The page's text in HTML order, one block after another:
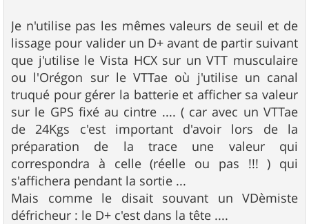
Je n'utilise pas les mêmes valeurs de seuil et de
lissage pour valider un D+ avant de partir suivant
que j'utilise le Vista HCX sur un VTT musculaire
ou l'Orégon sur le VTTae où j'utilise un canal
truqué pour gérer la batterie et afficher sa valeur
sur le GPS fixé au cintre .... ( car avec un VTTae
de 24Kgs c'est important d'avoir lors de la
préparation de la trace une valeur qui
correspondra à celle (réelle ou pas !!! ) qui
s'affichera pendant la sortie ...
Mais comme le disait souvant un VDèmiste
défricheur : le D+ c'est dans la tête ....